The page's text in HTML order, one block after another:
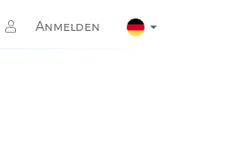
Anmelden